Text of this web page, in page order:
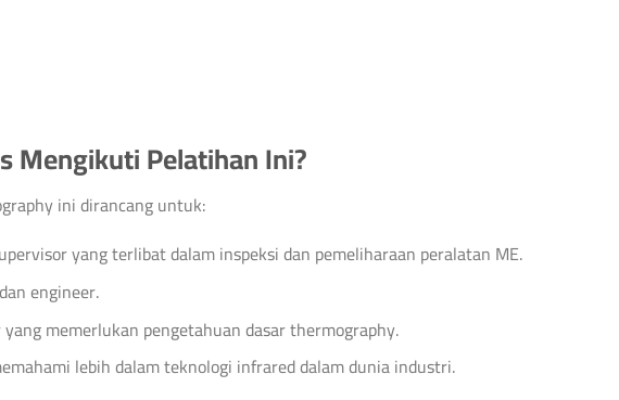
Mengikuti Pelatihan Ini?
ini dirancang untuk:
yang terlibat dalam inspeksi dan pemeliharaan peralatan ME.
engineer.
memerlukan pengetahuan dasar thermography.
lebih dalam teknologi infrared dalam dunia industri.